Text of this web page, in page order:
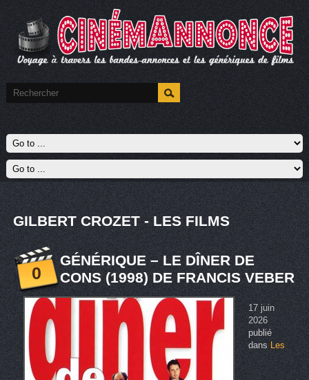
GILBERT CROZET - LES FILMS
0
GÉNÉRIQUE – LE DÎNER DE
CONS (1998) DE FRANCIS VEBER
17 juin
2026
publié
dansLes